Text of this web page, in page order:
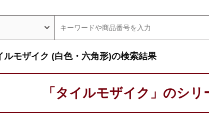
ルモザイク (白色・六角形)の検索結果
「タイルモザイク」のシ